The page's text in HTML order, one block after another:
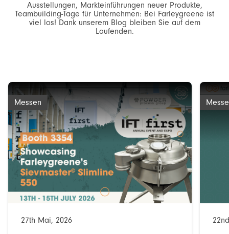
Ausstellungen, Markteinführungen neuer Produkte,
Teambuilding-Tage für Unternehmen: Bei Farleygreene ist
viel los! Dank unserem Blog bleiben Sie auf dem
Laufenden.
Messen
27th Mai, 2026